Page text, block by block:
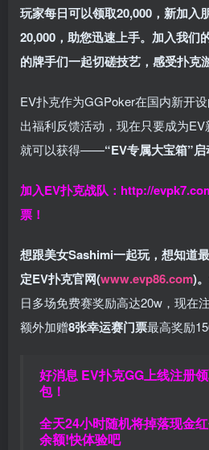
玩家每日可以领取20,000，新加入
20,000，助您迅速上手。 加入我们
的牌手们一起切磋技艺，感受扑克
EV扑克作为GGPoker在国内新开
出福利反馈活动，现在只要成为
就可以获得——“EV专属大宝箱”
加入EV扑克战队： http://
票！
想跟美女Sashimi一起玩， 想知道
定EV扑克官网(www.evp86.com)。
日多场免费赛奖励高达20w，现在
额外加赠8张幸运赛门票最高奖励
好消息 EV扑克GG上线注册
包！
全天24小时随机将掉落现金
余额!快体验吧